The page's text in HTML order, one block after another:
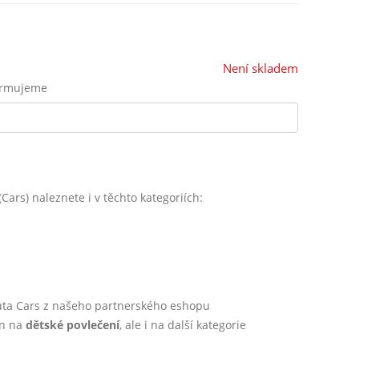
Není skladem
naleznete i v těchto kategoriích:
Cars z našeho partnerského eshopu
na dětské povlečení, ale i na další kategorie